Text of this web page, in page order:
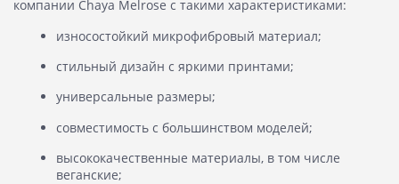
компании Chaya Melrose с такими характеристиками:
износостойкий микрофибровый материал;
стильный дизайн с яркими принтами;
универсальные размеры;
совместимость с большинством моделей;
высококачественные материалы, в том числе
веганские;